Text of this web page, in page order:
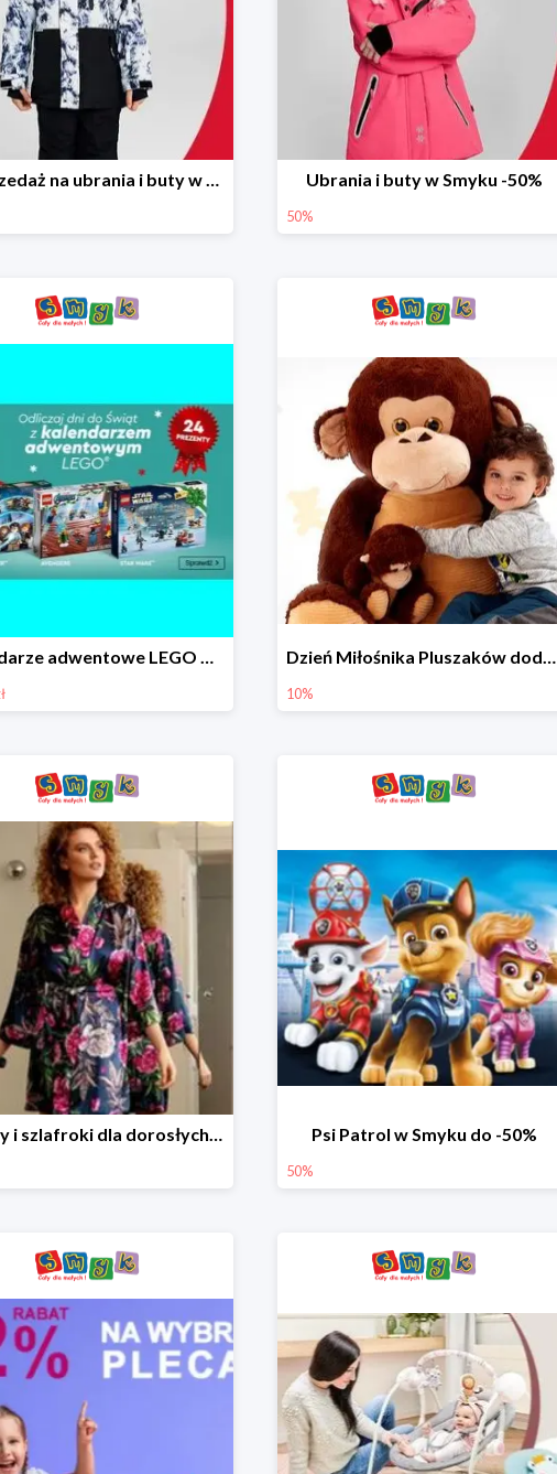
Wyprzedaż na ubrania i buty w Smyku do -70% Ubrania i buty w Smyku -50%
50%
Kalendarze adwentowe LEGO w Smyku w super cenie Dzień Miłośnika Pluszaków dodatkowy rabat -10%
10%
Piżamy i szlafroki dla dorosłych w Smyku do -30% Psi Patrol w Smyku do -50%
50%